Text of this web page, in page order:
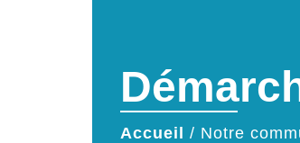
Accueil / Notre